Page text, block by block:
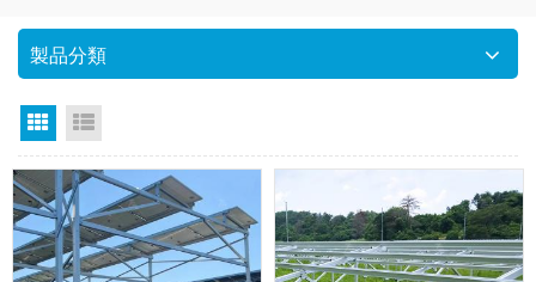
製品分類
グリッドビュー